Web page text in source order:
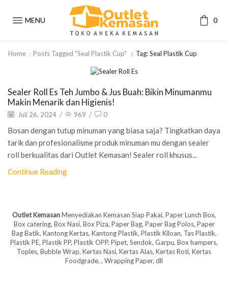
MENU 0
Home Posts Tagged "Seal Plastik Cup" Tag: Seal Plastik Cup
Artikel
Sealer Roll Es Teh Jumbo & Jus Buah: Bikin Minumanmu
Makin Menarik dan Higienis!
Juli 26, 2024 / 969 / 0
Bosan dengan tutup minuman yang biasa saja? Tingkatkan daya
tarik dan profesionalisme produk minuman mu dengan sealer
roll berkualitas dari Outlet Kemasan! Sealer roll khusus...
Continue Reading
Outlet KemasanMenyediakan Kemasan Siap Pakai, Paper Lunch Box,
Box catering, Box Nasi, Box Piza, Paper Bag, Paper Bag Polos, Paper
Bag Batik, Kantong Kertas, Kantong Plastik, Plastik Kiloan, Tas Plastik,
Plastik PE, Plastik PP, Plastik OPP, Pipet, Sendok, Garpu, Box hampers,
Toples, Bubble Wrap, Kertas Nasi, Kertas Alas, Kertas Roti, Kertas
Foodgrade, , Wrapping Paper, dll